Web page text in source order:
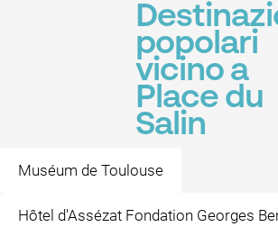
popolari
vicino a
Place du
Salin
Muséum de Toulouse
Hôtel d'Assézat Fondation Georges